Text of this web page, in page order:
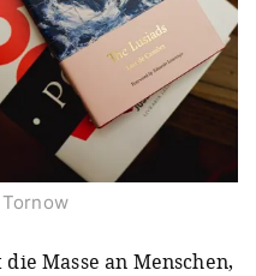
Masse an Menschen,